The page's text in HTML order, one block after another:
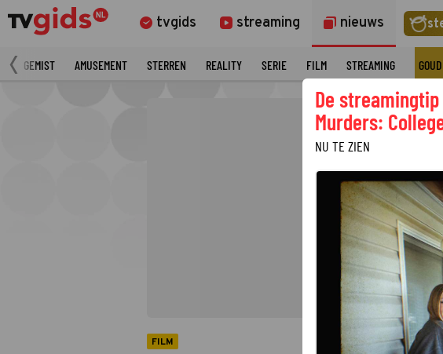
tvgids streaming nieuws
GEMIST AMUSEMENT STERREN REALITY SERIE FILM STREAMING
FILM
De
Murders:
NU TE ZIEN